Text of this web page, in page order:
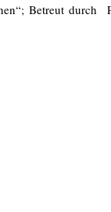
Betreut durch